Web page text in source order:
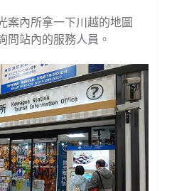
案內所拿一下川越的地圖
問站內的服務人員。